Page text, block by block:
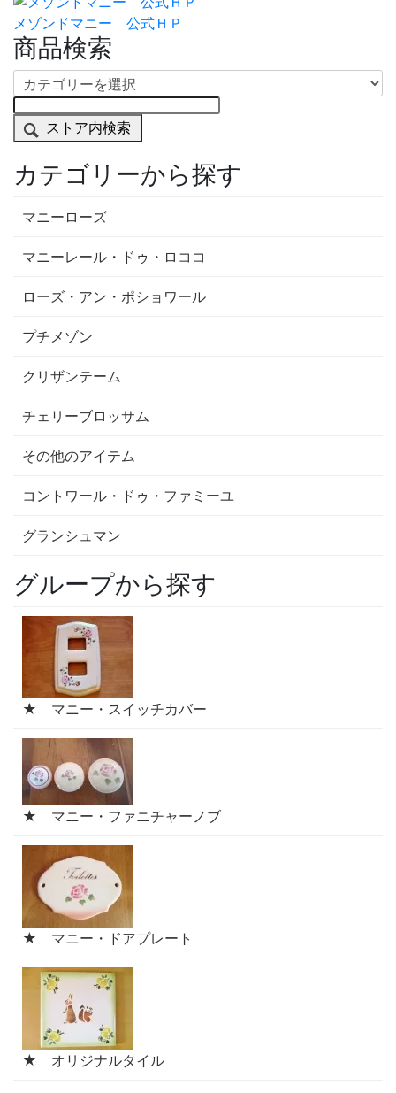
メゾンドマニー 公式ＨＰ
商品検索
ストア内検索
カテゴリーから探す
マニーローズ
マニーレール・ドゥ・ロココ
ローズ・アン・ポショワール
プチメゾン
クリザンテーム
チェリーブロッサム
その他のアイテム
コントワール・ドゥ・ファミーユ
グランシュマン
グループから探す
★ マニー・スイッチカバー
★ マニー・ファニチャーノブ
★ マニー・ドアプレート
★ オリジナルタイル